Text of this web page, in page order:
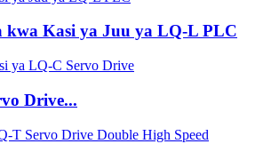
kwa Kasi ya Juu ya LQ-L PLC
Drive...